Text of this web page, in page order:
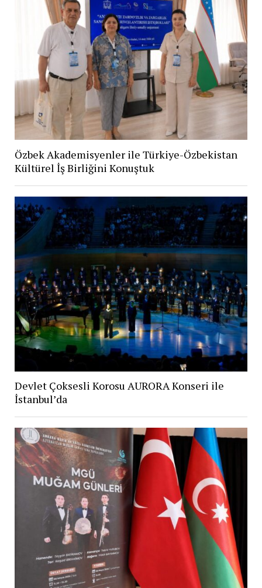
Özbek Akademisyenler ile Türkiye-Özbekistan
Kültürel İş Birliğini Konuştuk
Devlet Çoksesli Korosu AURORA Konseri ile
İstanbul’da